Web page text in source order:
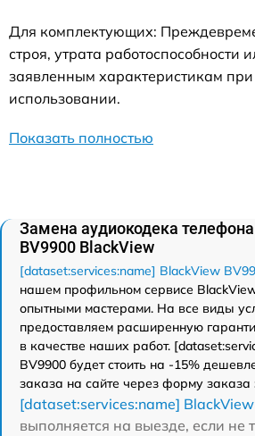
Для комплектующих:
строя, утрата работоспособности
заявленным характеристикам
использовании.
Показать полностью
Замена аудиокодека
BV9900 BlackView
[dataset:services:name] BlackView
нашем профильном сервисе
опытными мастерами. На все виды
предоставляем расширенную
в качестве наших работ.
BV9900 будет стоить на -15%
заказа на сайте через форму заказа
[dataset:services:name]
выполняется на выезде, если не